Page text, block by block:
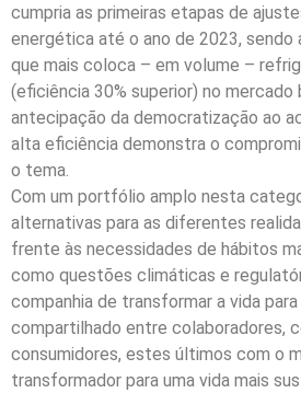
cumpria as primeiras etapas de
energética até o ano de 2023, sendo
que mais coloca – em volume –
(eficiência 30% superior) no mercado
antecipação da democratização ao
alta eficiência demonstra o
o tema.
Com um portfólio amplo nesta
alternativas para as diferentes
frente às necessidades de hábitos
como questões climáticas e
companhia de transformar a vida
compartilhado entre colaboradores,
consumidores, estes últimos com o
transformador para uma vida mais